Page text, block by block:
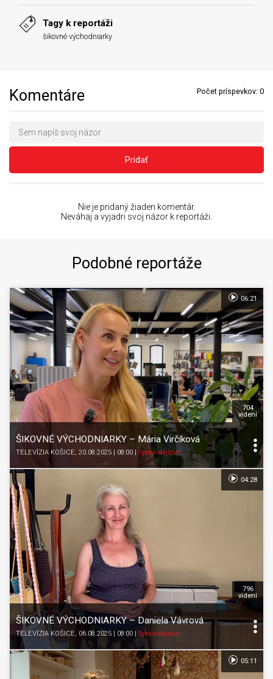
Tagy k reportáži
šikovné východniarky
Komentáre Počet príspevkov: 0
Pridať
Nie je pridaný žiaden komentár.
Neváhaj a vyjadri svoj názor k reportáži.
Podobné reportáže
ŠIKOVNÉ VÝCHODNIARKY – Mária Virčíková
TELEVÍZIA KOŠICE, 20.08.2025 | 08:00 Spravodajstvo
704
videní
06:21
ŠIKOVNÉ VÝCHODNIARKY – Daniela Vávrová
TELEVÍZIA KOŠICE, 06.08.2025 | 08:00 Spravodajstvo
796
videní
04:28
05:11